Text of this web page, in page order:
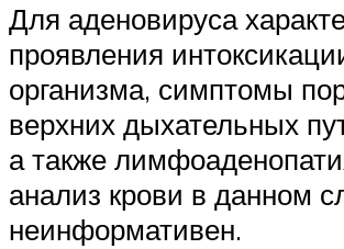
Для аденовируса
проявления
организма, симптомы
верхних дыхательных
а также
анализ крови в данном
неинформативен.